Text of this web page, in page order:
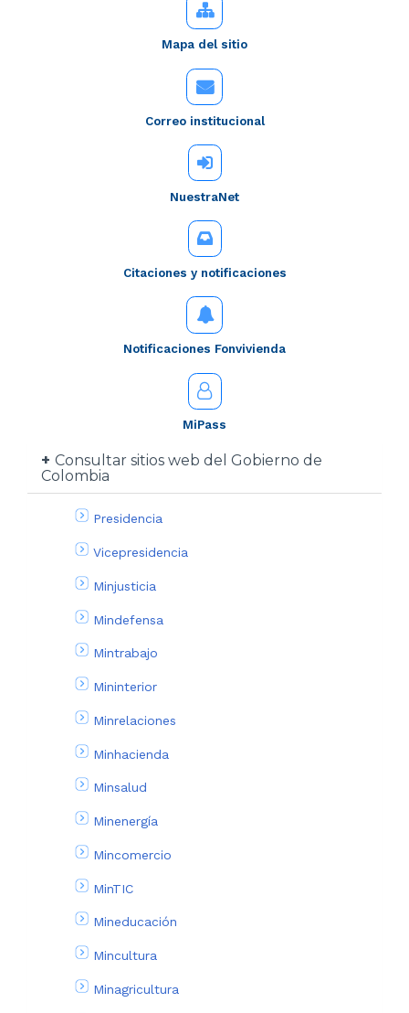
Mapa del sitio
Correo institucional
NuestraNet
Citaciones y notificaciones
Notificaciones Fonvivienda
MiPass
Consultar sitios web del Gobierno de
Colombia
Presidencia
Vicepresidencia
Minjusticia
Mindefensa
Mintrabajo
Mininterior
Minrelaciones
Minhacienda
Minsalud
Minenergía
Mincomercio
MinTIC
Mineducación
Mincultura
Minagricultura